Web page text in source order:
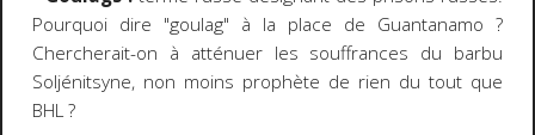
Pourquoi dire "goulag" à la place de Guantanamo ?
Chercherait-on à atténuer les souffrances du barbu
Soljénitsyne, non moins prophète de rien du tout que
BHL ?